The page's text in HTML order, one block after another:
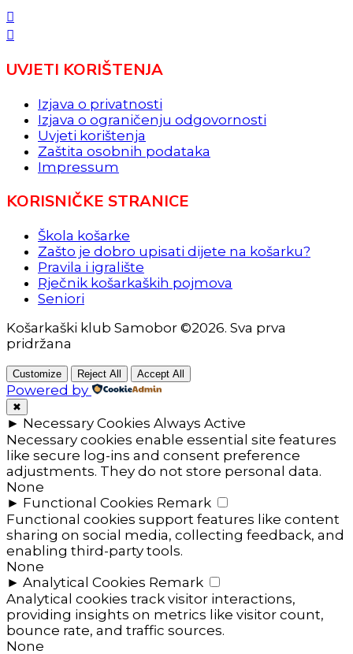
UVJETI KORIŠTENJA
Izjava o privatnosti
Izjava o ograničenju odgovornosti
Uvjeti korištenja
Zaštita osobnih podataka
Impressum
KORISNIČKE STRANICE
Škola košarke
Zašto je dobro upisati dijete na košarku?
Pravila i igralište
Rječnik košarkaških pojmova
Seniori
Košarkaški klub Samobor ©2026. Sva prva
pridržana
Customize Reject All Accept All
Powered by
✖
► Necessary Cookies Always Active
Necessary cookies enable essential site features
like secure log-ins and consent preference
adjustments. They do not store personal data.
None
► Functional Cookies Remark
Functional cookies support features like content
sharing on social media, collecting feedback, and
enabling third-party tools.
None
► Analytical Cookies Remark
Analytical cookies track visitor interactions,
providing insights on metrics like visitor count,
bounce rate, and traffic sources.
None